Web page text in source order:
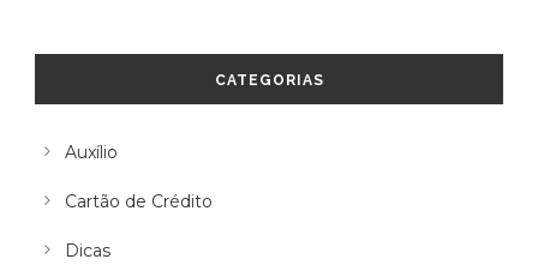
CATEGORIAS
Auxílio
Cartão de Crédito
Dicas